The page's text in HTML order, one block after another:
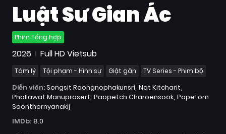
Luật Sư Gian Ác
Phim Tổng hợp
2026 Full HD Vietsub
Tâm lý Tội phạm - Hình sự Giật gân TV Series - Phim bộ
Diễn viên:Songsit Roongnophakunsri Nat Kitcharit
Phollawat Manuprasert Paopetch Charoensook Popetorn
Soonthornyanakij
IMDb: 8.0